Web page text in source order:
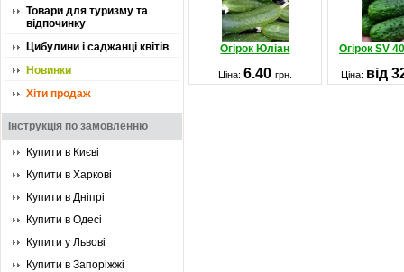
Товари для туризму та
відпочинку
Цибулини і саджанці квітів
Новинки
Хіти продаж
Інструкція по замовленню
Купити в Києві
Купити в Харкові
Купити в Дніпрі
Купити в Одесі
Купити у Львові
Купити в Запоріжжі
Огірок Юліан Огірок SV
Ціна: 6.40 грн. Ціна: від